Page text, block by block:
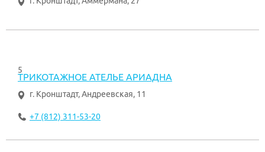
5
ТРИКОТАЖНОЕ АТЕЛЬЕ АРИАДНА
г. Кронштадт,Андреевская, 11
+7 (812) 311-53-20